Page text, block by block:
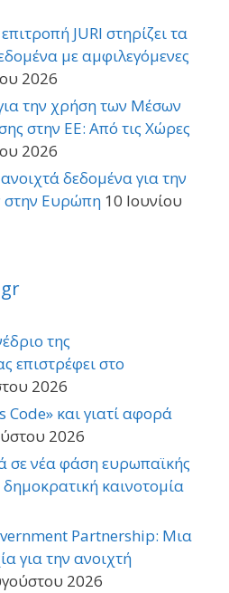
JURI στηρίζει τα
με αμφιλεγόμενες
2026
την χρήση των Μέσων
στην ΕΕ: Από τις Χώρες
2026
δεδομένα για την
στην Ευρώπη 10 Ιουνίου
της
επιστρέφει στο
2026
Code» και γιατί αφορά
2026
σε νέα φάση ευρωπαϊκής
καινοτομία
Partnership: Μια
για την ανοιχτή
2026